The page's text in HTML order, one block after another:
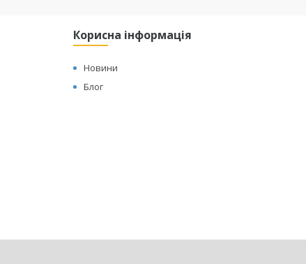
Корисна інформація
Новини
Блог